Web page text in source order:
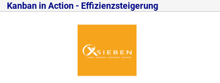
Kanban in Action - Effizienzsteigerung